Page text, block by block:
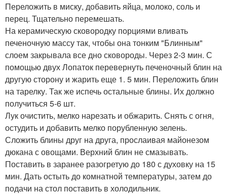
Переложить в миску, добавить яйца, молоко, соль и
перец. Тщательно перемешать.
На керамическую сковородку порциями вливать
печеночную массу так, чтобы она тонким "Блинным"
слоем закрывала все дно сковороды. Через 2-3 мин. С
помощью двух Лопаток перевернуть печеночный блин на
другую сторону и жарить еще 1. 5 мин. Переложить блин
на тарелку. Так же испечь остальные блины. Их должно
получиться 5-6 шт.
Лук очистить, мелко нарезать и обжарить. Снять с огня,
остудить и добавить мелко порубленную зелень.
Сложить блины друг на друга, прослаивая майонезом
дюкана с овощами. Верхний блин не смазывать.
Поставить в заранее разогретую до 180 с духовку на 15
мин. Дать остыть до комнатной температуры, затем до
подачи на стол поставить в холодильник.